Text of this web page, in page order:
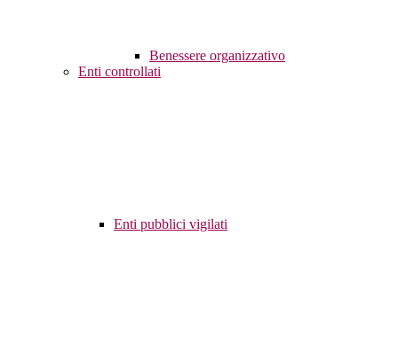
Benessere organizzativo
Enti controllati
Enti pubblici vigilati